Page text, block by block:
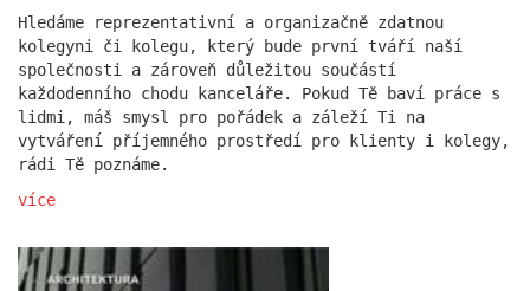
kurzu, který vám dá nahlédnout do světa
architektury. V roce 2025 si budete moci vybrat
mezi intenzivní víkendovou formou a klasickým
každotýdenním setkáním. Kterou verzi si vyberete
vy?
více
Hledáme reprezentativní a organizačně zdatnou
kolegyni či kolegu, který bude první tváří naší
společnosti a zároveň důležitou součástí
každodenního chodu kanceláře. Pokud Tě baví práce s
lidmi, máš smysl pro pořádek a záleží Ti na
vytváření příjemného prostředí pro klienty i kolegy,
rádi Tě poznáme.
více